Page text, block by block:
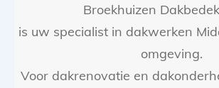
Broekhuizen
is uw specialist in dakwerken
omgeving.
Voor dakrenovatie en